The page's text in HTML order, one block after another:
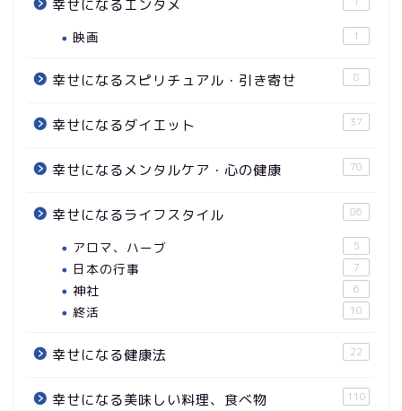
幸せになるエンタメ
映画 1
幸せになるスピリチュアル・引き寄せ 8
幸せになるダイエット 37
幸せになるメンタルケア・心の健康 70
幸せになるライフスタイル 86
アロマ、ハーブ 5
日本の行事 7
神社 6
終活 10
幸せになる健康法 22
幸せになる美味しい料理、食べ物 110